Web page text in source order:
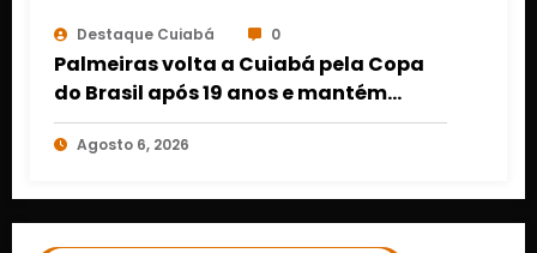
Destaque Cuiabá 0
Palmeiras volta a Cuiabá pela Copa
do Brasil após 19 anos e mantém
retrospecto invicto em Mato Grosso
Agosto 6, 2026